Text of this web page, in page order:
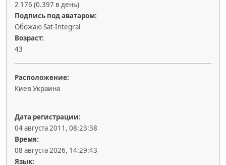
2 176 (0.397 в день)
Подпись под аватаром:
Обожаю Sat-Integral
Возраст:
43
Расположение:
Киев Украина
Дата регистрации:
04 августа 2011, 08:23:38
Время:
08 августа 2026, 14:29:43
Язык: